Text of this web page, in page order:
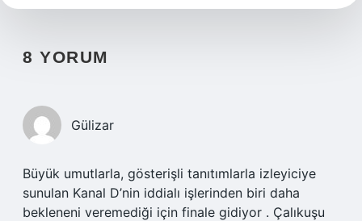
8 YORUM
Gülizar
Büyük umutlarla, gösterişli tanıtımlarla izleyiciye
sunulan Kanal D’nin iddialı işlerinden biri daha
bekleneni veremediği için finale gidiyor . Çalıkuşu